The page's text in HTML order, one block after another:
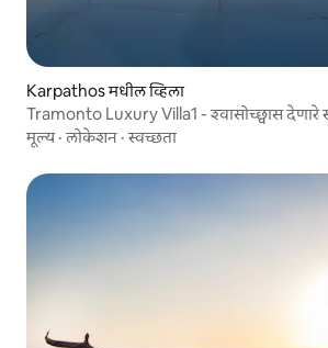
Karpathos मधील व्हिला
Tramonto Luxury Villa1 - श्वासोच्छ्वास देणारे
मूल्य·लोकेशन ·स्वच्छता